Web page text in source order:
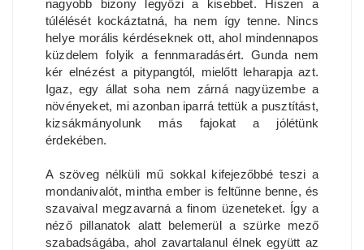
nagyobb bizony legyőzi a kisebbet. Hiszen a
túlélését kockáztatná, ha nem így tenne. Nincs
helye morális kérdéseknek ott, ahol mindennapos
küzdelem folyik a fennmaradásért. Gunda nem
kér elnézést a pitypangtól, mielőtt leharapja azt.
Igaz, egy állat soha nem zárná nagyüzembe a
növényeket, mi azonban iparrá tettük a pusztítást,
kizsákmányolunk más fajokat a jólétünk
érdekében.
A szöveg nélküli mű sokkal kifejezőbbé teszi a
mondanivalót, mintha ember is feltűnne benne, és
szavaival megzavarná a finom üzeneteket. Így a
néző pillanatok alatt belemerül a szürke mező
szabadságába, ahol zavartalanul élnek együtt az